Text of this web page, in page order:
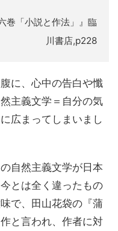
巻「小説と作法」』臨
川書店,p228
に、心中の告白や懺
主義文学＝自分の気
広まってしまいまし
自然主義文学が日本
とは全く違ったもの
で、田山花袋の『蒲
と言われ、作者に対